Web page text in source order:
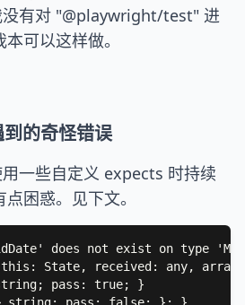
没有对 "@playwright/test" 进
可以这样做。
的奇怪错误
一些自定义 expects 时持续
困惑。见下文。